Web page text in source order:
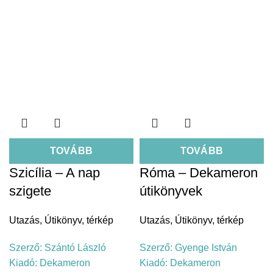
TOVÁBB
Szicília – A nap
szigete
Utazás, Útikönyv, térkép
Szerző: Szántó László
Kiadó: Dekameron
TOVÁBB
Róma – Dekameron
útikönyvek
Utazás, Útikönyv, térkép
Szerző: Gyenge István
Kiadó: Dekameron